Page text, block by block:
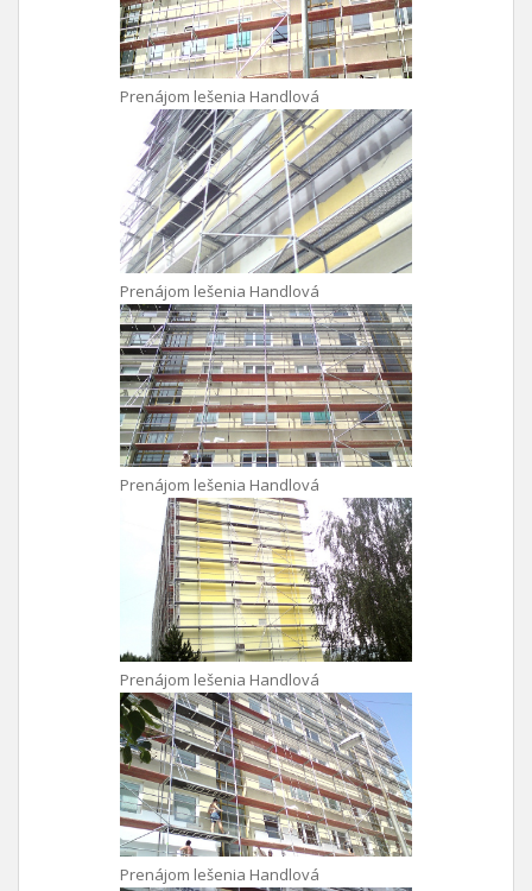
Prenájom lešenia Handlová
Prenájom lešenia Handlová
Prenájom lešenia Handlová
Prenájom lešenia Handlová
Prenájom lešenia Handlová